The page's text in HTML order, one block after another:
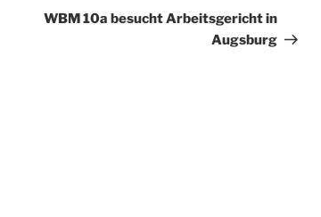
Beitrag
WBM 10a besucht Arbeitsgericht in
Augsburg